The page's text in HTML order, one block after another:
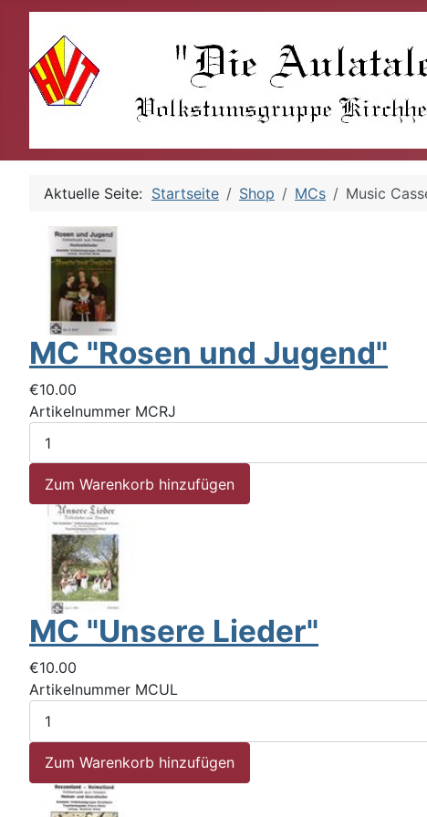
Aktuelle Seite: Startseite Shop MCs Music
MC "Rosen und Jugend"
€10.00
Artikelnummer MCRJ
MC "Unsere Lieder"
€10.00
Artikelnummer MCUL